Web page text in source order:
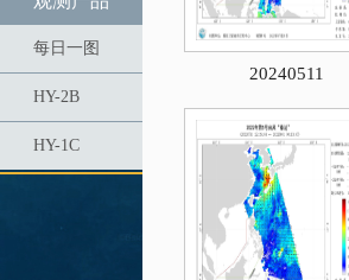
每日一图
HY-2B
HY-1C
20240511